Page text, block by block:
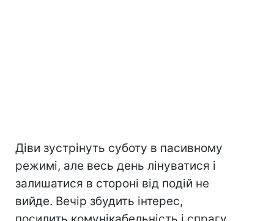
Діви зустрінуть суботу в пасивному
режимі, але весь день лінуватися і
залишатися в стороні від подій не
вийде. Вечір збудить інтерес,